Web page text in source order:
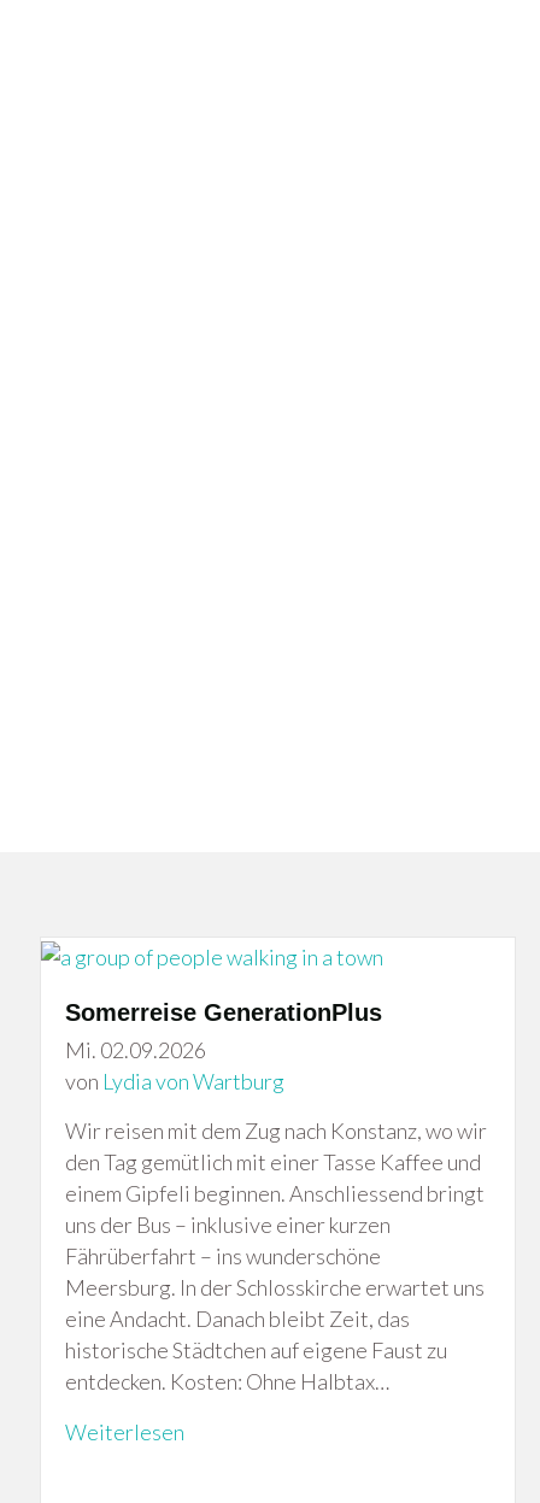
Somerreise GenerationPlus
Mi. 02.09.2026
von Lydia von Wartburg
Wir reisen mit dem Zug nach Konstanz, wo wir
den Tag gemütlich mit einer Tasse Kaffee und
einem Gipfeli beginnen. Anschliessend bringt
uns der Bus – inklusive einer kurzen
Fährüberfahrt – ins wunderschöne
Meersburg. In der Schlosskirche erwartet uns
eine Andacht. Danach bleibt Zeit, das
historische Städtchen auf eigene Faust zu
entdecken. Kosten: Ohne Halbtax…
Weiterlesen